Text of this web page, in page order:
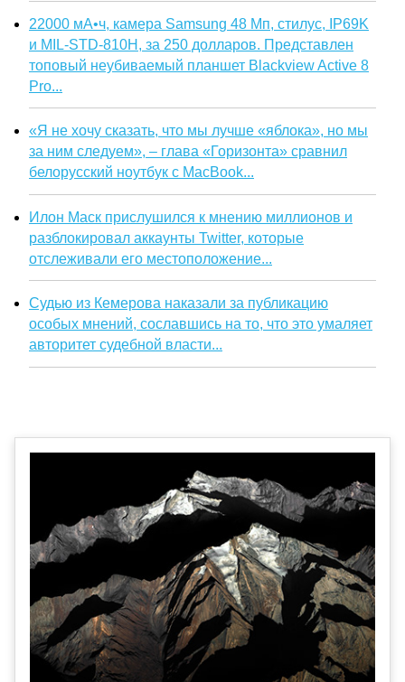
22000 мА•ч, камера Samsung 48 Мп, стилус, IP69K
и MIL-STD-810H, за 250 долларов. Представлен
топовый неубиваемый планшет Blackview Active 8
Pro...
«Я не хочу сказать, что мы лучше «яблока», но мы
за ним следуем», – глава «Горизонта» сравнил
белорусский ноутбук с MacBook...
Илон Маск прислушился к мнению миллионов и
разблокировал аккаунты Twitter, которые
отслеживали его местоположение...
Судью из Кемерова наказали за публикацию
особых мнений, сославшись на то, что это умаляет
авторитет судебной власти...